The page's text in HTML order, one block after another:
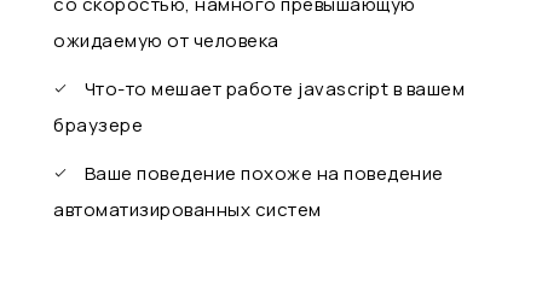
ожидаемую от человека
Что-то мешает работе javascript в вашем
браузере
Ваше поведение похоже на поведение
автоматизированных систем